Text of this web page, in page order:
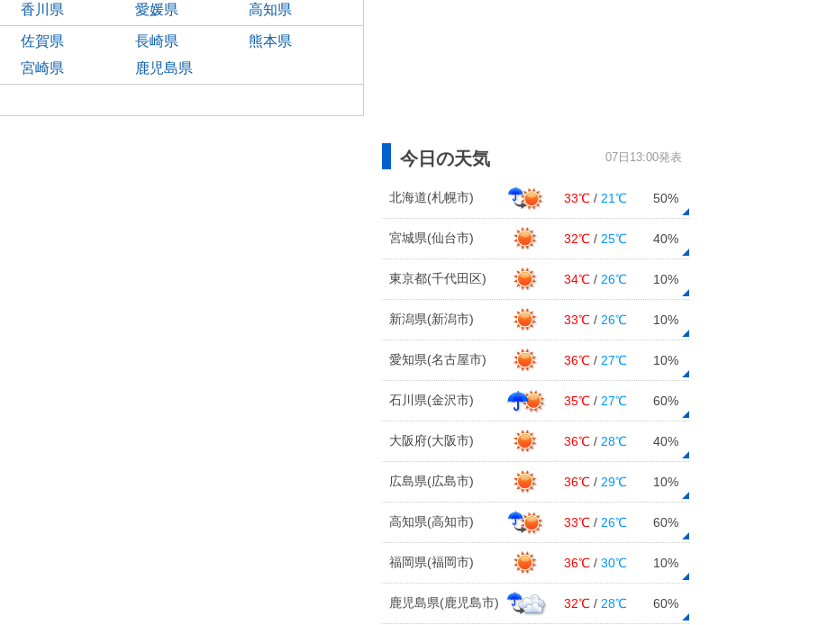
香川県 愛媛県 高知県
佐賀県 長崎県
熊本県
宮崎県 鹿児島県
今日の天気 07日13:00発表
北海道(札幌市) 33℃ / 21℃ 50%
宮城県(仙台市) 32℃ / 25℃ 40%
東京都(千代田区) 34℃ / 26℃ 10%
新潟県(新潟市) 33℃ / 26℃ 10%
愛知県(名古屋市) 36℃ / 27℃ 10%
石川県(金沢市) 35℃ / 27℃ 60%
大阪府(大阪市) 36℃ / 28℃ 40%
広島県(広島市) 36℃ / 29℃ 10%
高知県(高知市) 33℃ / 26℃ 60%
福岡県(福岡市) 36℃ /30℃ 10%
鹿児島県(鹿児島市) 32℃ / 28℃ 60%